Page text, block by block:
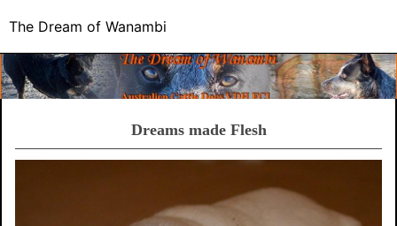
Dreams made Flesh
The Dream of Wanambi